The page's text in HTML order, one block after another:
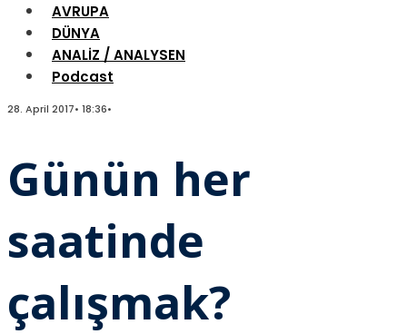
AVRUPA
DÜNYA
ANALİZ / ANALYSEN
Podcast
28. April 2017• 18:36•
Günün her
saatinde
çalışmak?